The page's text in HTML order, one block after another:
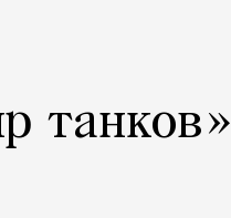
танков»